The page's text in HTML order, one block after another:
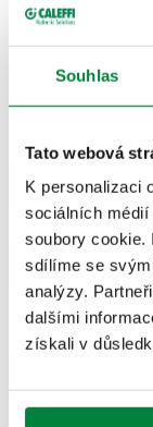
Souhlas
Tato webová
K personalizaci
sociálních
soubory cookie.
sdílíme se
analýzy.
dalšími
získali v
DWG
DXF
Modely 3D
IGS